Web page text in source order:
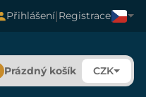
Přihlášení|Registrace
Prázdný košík CZK